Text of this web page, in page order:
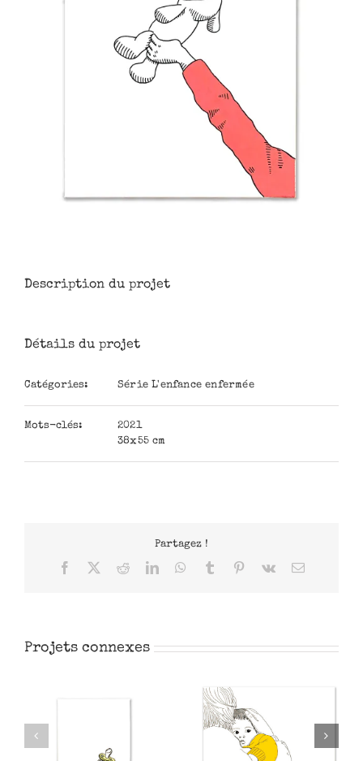
Description du projet
Détails du projet
Catégories: Série L'enfance enfermée
Mots-clés:
2021
38x55 cm
Partagez !
Facebook RedditLinkedInWhatsApp
Tumblr Pinterest
Vk Email
Projets connexes
Yeganeh